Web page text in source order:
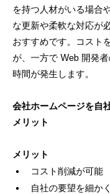
を持つ人材がいる場合
な更新や柔軟な対応が
おすすめです。コスト
が、一方で Web 開発
時間が発生します。
会社ホームページを自
メリット
メリット
コスト削減が可能
自社の要望を細か